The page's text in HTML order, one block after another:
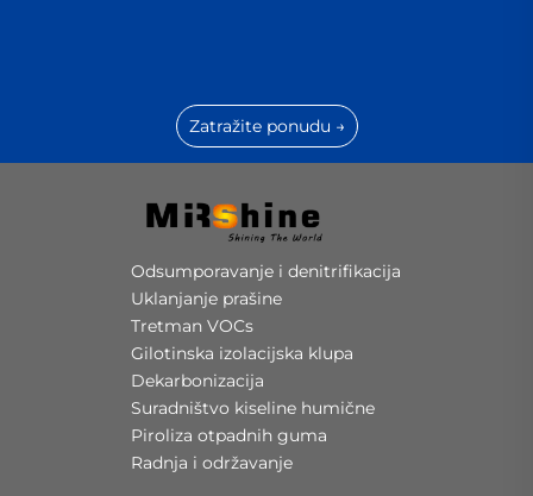
Zatražite ponudu →
Odsumporavanje i denitrifikacija
Uklanjanje prašine
Tretman VOCs
Gilotinska izolacijska klupa
Dekarbonizacija
Suradništvo kiseline humične
Piroliza otpadnih guma
Radnja i održavanje